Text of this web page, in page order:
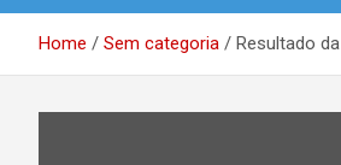
Home Sem categoria Resultado